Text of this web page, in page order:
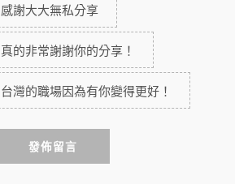
感謝大大無私分享
真的非常謝謝你的分享！
台灣的職場因為有你變得更好！
發佈留言